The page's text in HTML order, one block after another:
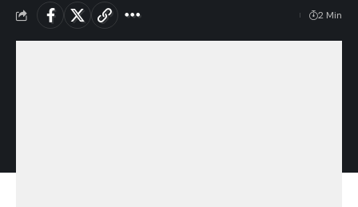
2 Min